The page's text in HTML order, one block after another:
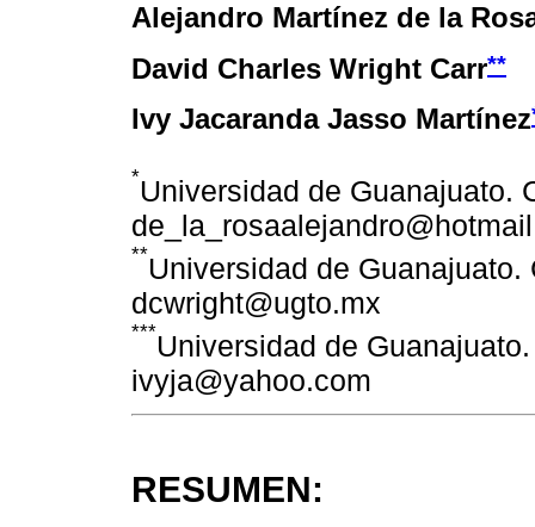
Alejandro Martínez de la
David Charles Wright Carr**
Ivy Jacaranda Jasso Martínez
*Universidad de Guanajuato.
**Universidad de Guanajuato.
dcwright@ugto.mx
***Universidad de
ivyja@yahoo.com
RESUMEN: